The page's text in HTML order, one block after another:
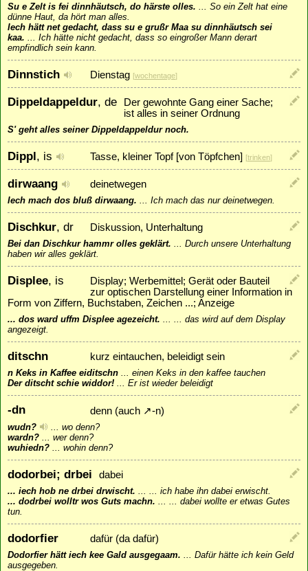
Su e Zelt is fei dinnhäutsch, do härste olles.
So ein Zelt hat eine
dünne Haut, da hört man alles.
Iech hätt net gedacht, dass su e grußr Maa su dinnhäutsch sei
kaa.
Ich hätte nicht gedacht, dass so eingroßer Mann derart
empfindlich sein kann.
Dinnstich Dienstag [wochentage]
Dippeldappeldur, de
Der gewohnte Gang einer Sache;
ist alles in seiner Ordnung
S' geht alles seiner Dippeldappeldur noch.
Dippl, is Tasse, kleiner Topf [von Töpfchen] [trinken]
dirwaang deinetwegen
Iech mach dos bluß dirwaang. Ich mach das nur deinetwegen.
Dischkur, dr Diskussion, Unterhaltung
Bei dan Dischkur hammr olles geklärt.
Durch unsere Unterhaltung
haben wir alles geklärt.
Displee, is
Display; Werbemittel; Gerät oder Bauteil
zur optischen Darstellung einer Information in
Form von Ziffern, Buchstaben, Zeichen ...; Anzeige
... dos ward uffm Displee agezeicht.
... das wird auf dem Display
angezeigt.
ditschn kurz eintauchen, beleidigt sein
n Keks in Kaffee eiditschn
einen Keks in den kaffee tauchen
Der ditscht schie widdor!
Er ist wieder beleidigt
-dn denn (auch ↗-n)
wudn?
wo denn?
wardn?
wer denn?
wuhiedn?
wohin denn?
dodorbei; drbei dabei
... iech hob ne drbei drwischt.
... ich habe ihn dabei erwischt.
... dodrbei wolltr wos Guts machn.
... dabei wollte er etwas Gutes
tun.
dodorfier dafür (da dafür)
Dodorfier hätt iech kee Gald ausgegaam.
Dafür hätte ich kein Geld
ausgegeben.